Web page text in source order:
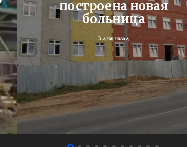
построена новая
больница
3 дня назад